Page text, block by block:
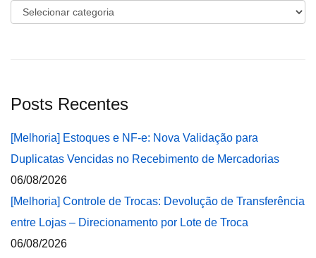
Categorias
Posts Recentes
[Melhoria] Estoques e NF-e: Nova Validação para
Duplicatas Vencidas no Recebimento de Mercadorias
06/08/2026
[Melhoria] Controle de Trocas: Devolução de Transferência
entre Lojas – Direcionamento por Lote de Troca
06/08/2026